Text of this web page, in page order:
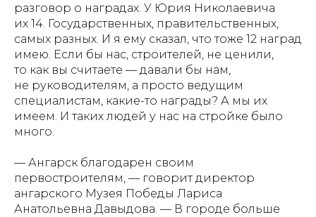
разговор о наградах. У Юрия Николаевича
их 14. Государственных, правительственных,
самых разных. И я ему сказал, что тоже 12 наград
имею. Если бы нас, строителей, не ценили,
то как вы считаете — давали бы нам,
не руководителям, а просто ведущим
специалистам, какие-то награды? А мы их
имеем. И таких людей у нас на стройке было
много.
— Ангарск благодарен своим
первостроителям, — говорит директор
ангарского Музея Победы Лариса
Анатольевна Давыдова. — В городе больше